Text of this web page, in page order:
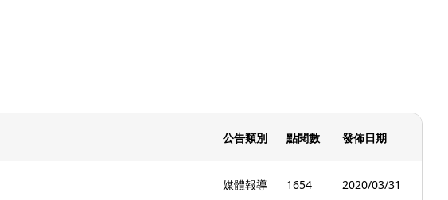
公告類別 點閱數 發佈日期
媒體報導 1654 2020/03/31